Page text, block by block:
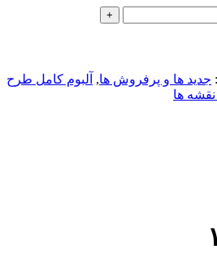
جدید ها و پرفروش ها, آلبوم کامل طرح
نقشه ها